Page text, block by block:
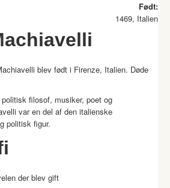
Født:
1469, Italien
blev født i Firenze, Italien. Døde
filosof, musiker, poet og
var en del af den italienske
politisk figur.
der blev gift